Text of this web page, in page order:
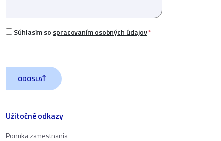
Užitočné odkazy
Ponuka zamestnania
Súhlasím so spracovaním osobných údajov*